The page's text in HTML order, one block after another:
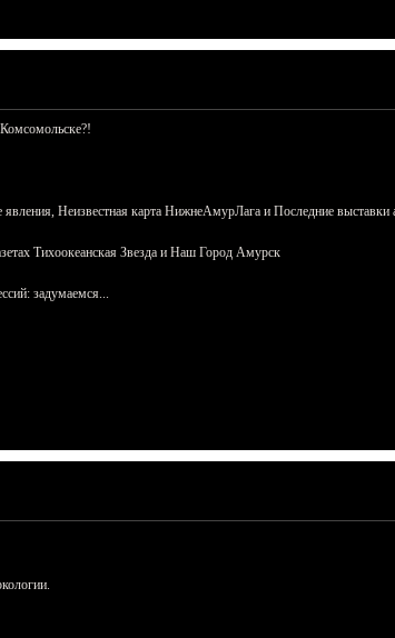
Неизвестная карта НижнеАмурЛага и Последние выставки
Тихоокеанская Звезда и Наш Город Амурск
задумаемся...